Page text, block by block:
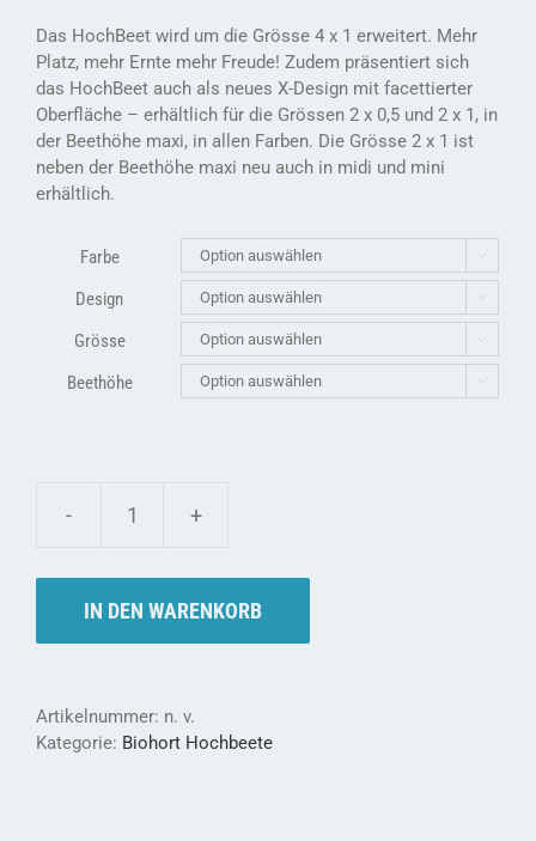
Das HochBeet wird um die Grösse 4 x 1 erweitert. Mehr
Platz, mehr Ernte mehr Freude! Zudem präsentiert sich
das HochBeet auch als neues X-Design mit facettierter
Oberfläche – erhältlich für die Grössen 2 x 0,5 und 2 x 1, in
der Beethöhe maxi, in allen Farben. Die Grösse 2 x 1 ist
neben der Beethöhe maxi neu auch in midi und mini
erhältlich.
Farbe 
Design 
Grösse 
Beethöhe 
biohort
-
Schönste
Ernte
Menge
IN DEN WARENKORB
Artikelnummer: n. v.
Kategorie: Biohort Hochbeete